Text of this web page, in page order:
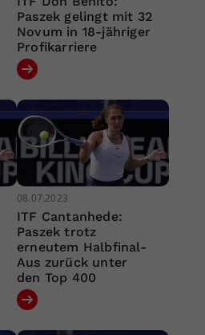
Paszek gelingt mit 32
Novum in 18-jähriger
Profikarriere
08.07.2023
ITF Cantanhede:
Paszek trotz
erneutem Halbfinal-
Aus zurück unter
den Top 400